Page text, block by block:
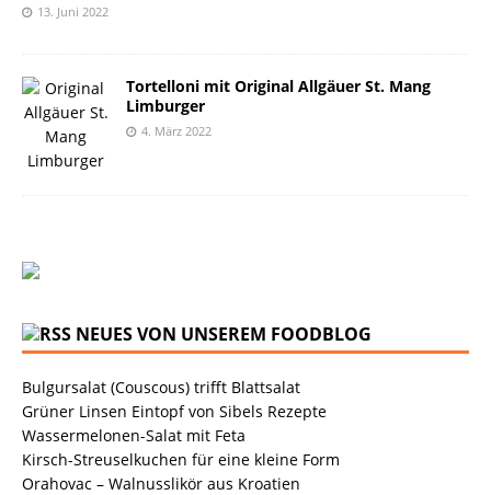
13. Juni 2022
Tortelloni mit Original Allgäuer St. Mang
Limburger
4. März 2022
NEUES VON UNSEREM FOODBLOG
Bulgursalat (Couscous) trifft Blattsalat
Grüner Linsen Eintopf von Sibels Rezepte
Wassermelonen-Salat mit Feta
Kirsch-Streuselkuchen für eine kleine Form
Orahovac – Walnusslikör aus Kroatien